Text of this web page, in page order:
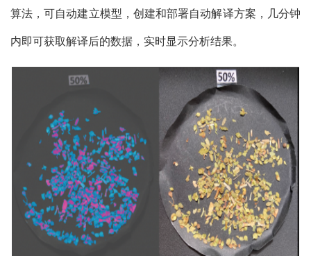
算法，可自动建立模型，创建和部署自动解译方案，几分钟
内即可获取解译后的数据，实时显示分析结果。